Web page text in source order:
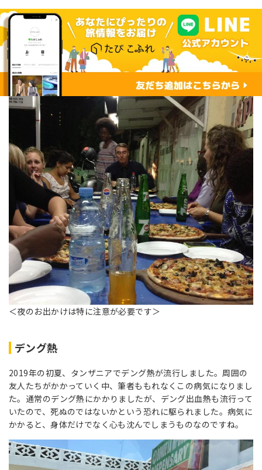
＜夜のお出かけは特に注意が必要です＞
デング熱
2019年の初夏、タンザニアでデング熱が流行しました。周囲の
友人たちがかかっていく中、筆者ももれなくこの病気になりまし
た。通常のデング熱にかかりましたが、デング出血熱も流行って
いたので、死ぬのではないかという恐れに駆られました。病気に
かかると、身体だけでなく心も沈んでしまうものなのですね。